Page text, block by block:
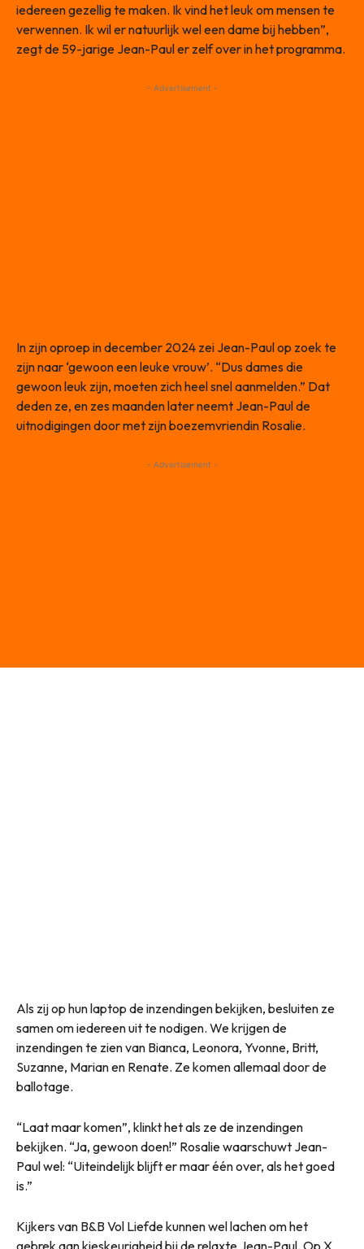
iedereen gezellig te maken. Ik vind het leuk om mensen te
verwennen. Ik wil er natuurlijk wel een dame bij hebben”,
zegt de 59-jarige Jean-Paul er zelf over in het programma.
- Advertisement -
In zijn oproep in december 2024 zei Jean-Paul op zoek te
zijn naar ‘gewoon een leuke vrouw’. “Dus dames die
gewoon leuk zijn, moeten zich heel snel aanmelden.” Dat
deden ze, en zes maanden later neemt Jean-Paul de
uitnodigingen door met zijn boezemvriendin Rosalie.
- Advertisement -
Als zij op hun laptop de inzendingen bekijken, besluiten ze
samen om iedereen uit te nodigen. We krijgen de
inzendingen te zien van Bianca, Leonora, Yvonne, Britt,
Suzanne, Marian en Renate. Ze komen allemaal door de
ballotage.
“Laat maar komen”, klinkt het als ze de inzendingen
bekijken. “Ja, gewoon doen!” Rosalie waarschuwt Jean-
Paul wel: “Uiteindelijk blijft er maar één over, als het goed
is.”
Kijkers van B&B Vol Liefde kunnen wel lachen om het
gebrek aan kieskeurigheid bij de relaxte Jean-Paul. Op X